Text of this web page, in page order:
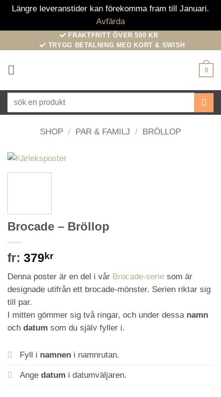
Längre leveranstider kan förekomma fram till Januari.
Avfärda
to
FRAKTFRITT ÖVER 500 KR
TRYGG BETALNING MED KORT & SWISH
0
Sök
SHOP / PAR & FAMILJ / BRÖLLOP
Brocade – Bröllop
fr: 379 kr
Denna poster är en del i vår Brocade-serie som är
designade utifrån ett brocade-mönster. Serien riktar sig
till par.
I mitten gömmer sig två ringar, och under dessa namn
och datum som du själv fyller i.
Fyll i namnen i namnrutan.
Ange datum i datumväljaren.